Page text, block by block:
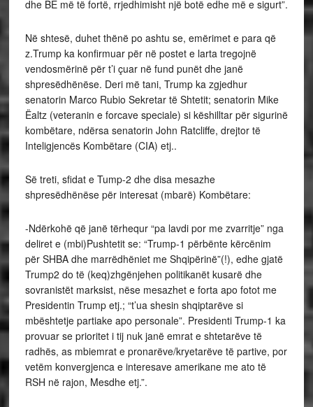
dhe BE më të fortë, rrjedhimisht një botë edhe më e sigurt”.
Në shtesë, duhet thënë po ashtu se, emërimet e para që
z.Trump ka konfirmuar për në postet e larta tregojnë
vendosmërinë për t’i çuar në fund punët dhe janë
shpresëdhënëse. Deri më tani, Trump ka zgjedhur
senatorin Marco Rubio Sekretar të Shtetit; senatorin Mike
Ëaltz (veteranin e forcave speciale) si këshilltar për sigurinë
kombëtare, ndërsa senatorin John Ratcliffe, drejtor të
Inteligjencës Kombëtare (CIA) etj..
Së treti, sfidat e Tump-2 dhe disa mesazhe
shpresëdhënëse për interesat (mbarë) Kombëtare:
-Ndërkohë që janë tërhequr “pa lavdi por me zvarritje” nga
deliret e (mbi)Pushtetit se: “Trump-1 përbënte kërcënim
për SHBA dhe marrëdhëniet me Shqipërinë”(!), edhe gjatë
Trump2 do të (keq)zhgënjehen politikanët kusarë dhe
sovranistët marksist, nëse mesazhet e forta apo fotot me
Presidentin Trump etj.; “t’ua shesin shqiptarëve si
mbështetje partiake apo personale”. Presidenti Trump-1 ka
provuar se prioritet i tij nuk janë emrat e shtetarëve të
radhës, as mbiemrat e pronarëve/kryetarëve të partive, por
vetëm konvergjenca e interesave amerikane me ato të
RSH në rajon, Mesdhe etj.”.